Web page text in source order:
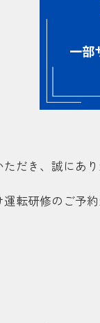
だき、誠にあり
転研修のご予